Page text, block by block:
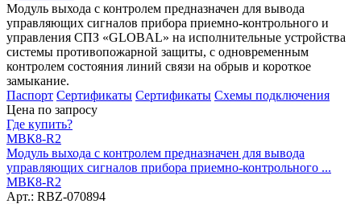
Модуль выхода с контролем предназначен для вывода
управляющих сигналов прибора приемно-контрольного и
управления СПЗ «GLOBAL» на исполнительные устройства
системы противопожарной защиты, с одновременным
контролем состояния линий связи на обрыв и короткое
замыкание.
Паспорт Сертификаты Сертификаты Схемы подключения
Цена по запросу
Где купить?
МВК8-R2
Модуль выхода с контролем предназначен для вывода
управляющих сигналов прибора приемно-контрольного ...
МВК8-R2
Арт.: RBZ-070894